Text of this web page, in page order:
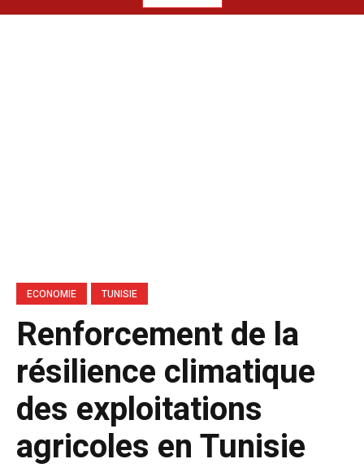
ECONOMIE TUNISIE
Renforcement de la
résilience climatique
des exploitations
agricoles en Tunisie